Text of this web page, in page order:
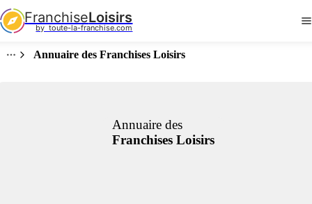
FranchiseLoisirs
by  toute-la-franchise.com
Annuaire des Franchises Loisirs
Annuaire des
Franchises Loisirs